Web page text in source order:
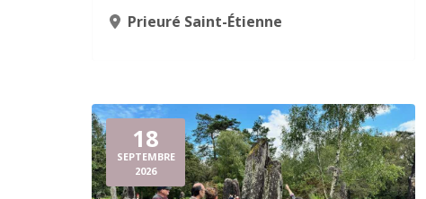
Prieuré Saint-Étienne
18
SEPTEMBRE
2026